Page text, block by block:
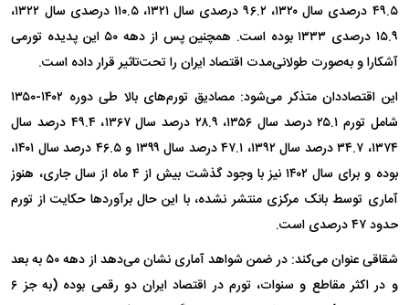
۴۹.۵ درصدی سال ۱۳۲۰، ۹۶.۲ درصدی سال ۱۳۲۱، ۱۱۰.۵ درصدی سال ۱۳۲۲،
۱۵.۹ درصدی ۱۳۳۳ بوده است. همچنین پس از دهه ۵۰ این پدیده تورمی
آشکارا و به‌صورت طولانی‌مدت اقتصاد ایران را تحت‌تاثیر قرار داده است.
این اقتصاددان متذکر می‌شود: مصادیق تورم‌های بالا طی دوره ۱۴۰۲-۱۳۵۰
شامل تورم ۲۵.۱ درصد سال ۱۳۵۶، ۲۸.۹ درصد سال ۱۳۶۷، ۴۹.۴ درصد سال
۱۳۷۴، ۳۴.۷ درصد سال ۱۳۹۲، ۴۷.۱ درصد سال ۱۳۹۹ و ۴۶.۵ درصد سال ۱۴۰۱،
بوده و برای سال ۱۴۰۲ نیز با وجود گذشت بیش از ۴ ماه از سال جاری، هنوز
آماری توسط بانک مرکزی منتشر نشده، با این حال برآوردها حکایت از تورم
حدود ۴۷ درصدی است.
شقاقی عنوان می‌کند: در ضمن شواهد آماری نشان می‌دهد از دهه ۵۰ به بعد
و در اکثر مقاطع و سنوات، تورم در اقتصاد ایران دو رقمی بوده (به جز ۶